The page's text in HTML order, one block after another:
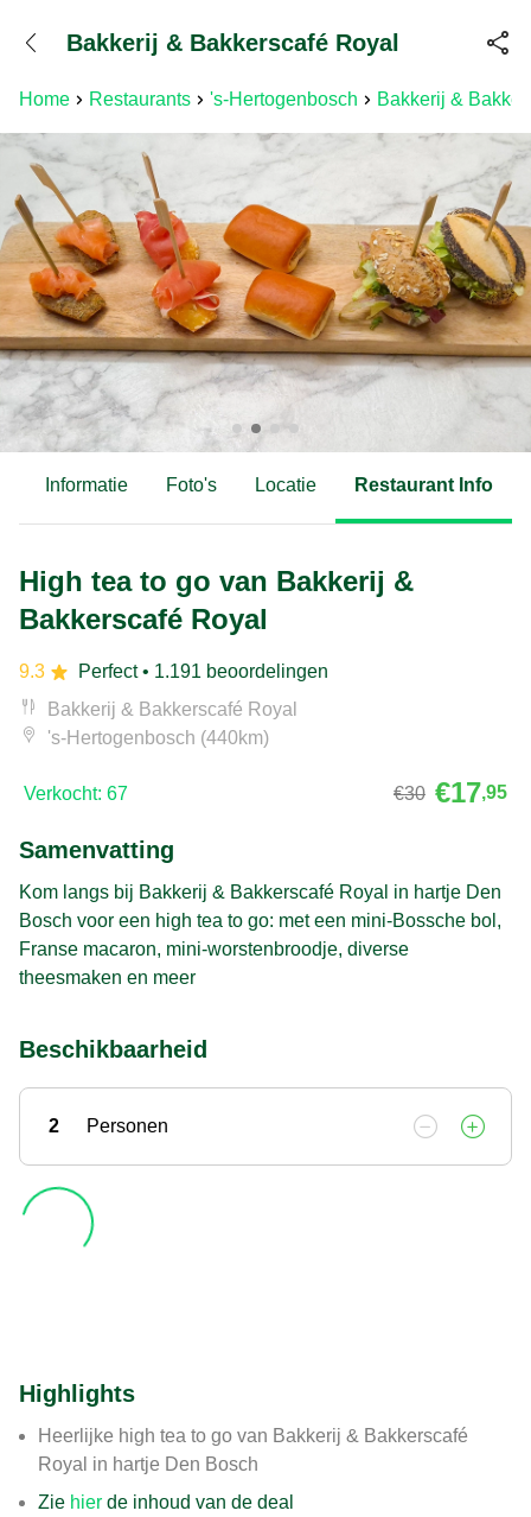
Bereikbaar tot 23:00 uur
Home Restaurants 's-Hertogenbosch Bakkerij &
Bakkerij & Bakkerscafé Royal
Informatie Foto's Locatie Restaurant Info
High tea to go van Bakkerij &
Bakkerscafé Royal
9.3 Perfect• 1.191 beoordelingen
Bakkerij & Bakkerscafé Royal
's-Hertogenbosch (440km)
Verkocht: 67 €30 €17,95
Samenvatting
Kom langs bij Bakkerij & Bakkerscafé Royal in hartje Den
Bosch voor een high tea to go: met een mini-Bossche bol,
Franse macaron, mini-worstenbroodje, diverse
theesmaken en meer
Beschikbaarheid
2 Personen
Highlights
Heerlijke high tea to go van Bakkerij & Bakkerscafé
Royal in hartje Den Bosch
Zie hier de inhoud van de deal